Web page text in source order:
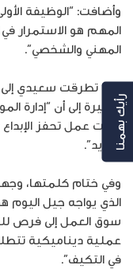
وأضافت: “الوظيفة
المهم هو الاستمرار
المهني والشخصي”.
كما تطرقت سعيدي إلى
مشيرة إلى أن “إدارة
بيئات عمل تحفز
الفريد”.
وفي ختام كلمتها،
الذي يواجه جيل اليوم
سوق العمل إلى فرص
عملية ديناميكية
في التكيف”.
رأيك بهمنا